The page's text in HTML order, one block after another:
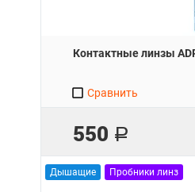
Контактные линзы
550 Р
Сравнить
Дышащие Пробники линз